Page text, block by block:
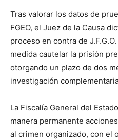
Tras valorar los datos de
FGEO, el Juez de la Causa
proceso en contra de
medida cautelar la prisión
otorgando un plazo de dos
investigación
La Fiscalía General del
manera permanente
al crimen organizado, con el